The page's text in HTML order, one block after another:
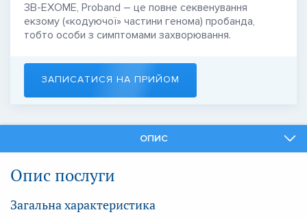
3B-EXOME, Proband – це повне секвенування
екзому («кодуючої» частини генома) пробанда,
тобто особи з симптомами захворювання.
ЗАПИСАТИСЯ НА ПРИЙОМ
ОПИС
Опис послуги
Загальна характеристика